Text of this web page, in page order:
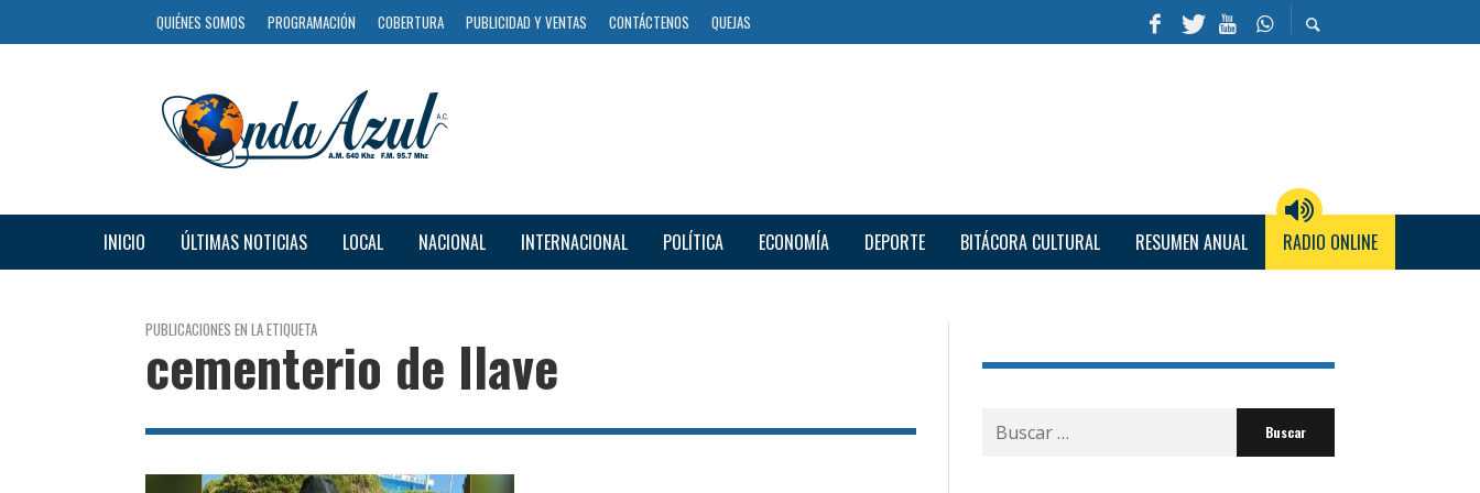
QUIÉNES SOMOS PROGRAMACIÓN COBERTURA PUBLICIDAD Y VENTAS CONTÁCTENOS QUEJAS
INICIO ÚLTIMAS NOTICIAS LOCAL NACIONAL INTERNACIONAL POLÍTICA ECONOMÍA DEPORTE BITÁCORA CULTURAL RESUMEN ANUAL RADIO ONLINE
PUBLICACIONES EN LA ETIQUETA
cementerio de Ilave
Buscar
por: